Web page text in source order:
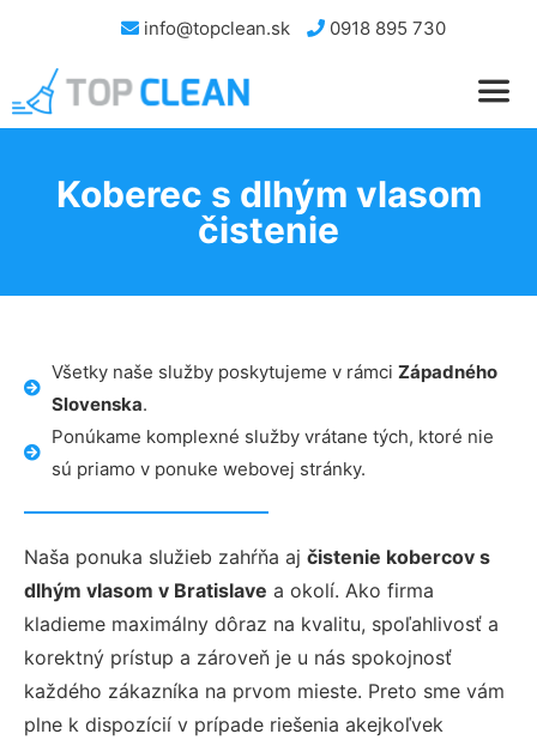
info@topclean.sk 0918 895 730
Koberec s dlhým vlasom
čistenie
Všetky naše služby poskytujeme v rámci Západného
Slovenska.
Ponúkame komplexné služby vrátane tých, ktoré nie
sú priamo v ponuke webovej stránky.
Naša ponuka služieb zahŕňa aj čistenie kobercov s
dlhým vlasom v Bratislave a okolí. Ako firma
kladieme maximálny dôraz na kvalitu, spoľahlivosť a
korektný prístup a zároveň je u nás spokojnosť
každého zákazníka na prvom mieste. Preto sme vám
plne k dispozícií v prípade riešenia akejkoľvek